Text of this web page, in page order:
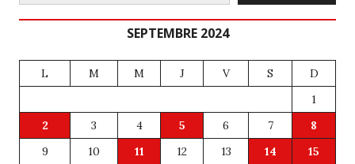
SEPTEMBRE 2024
L M M J V S
D
1
2
3 4 5 6 7
8
9
10 11 12 13 14
15